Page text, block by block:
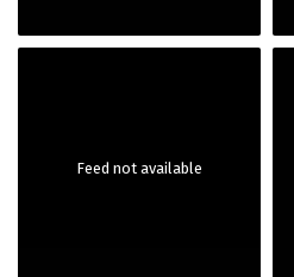
Feed not available